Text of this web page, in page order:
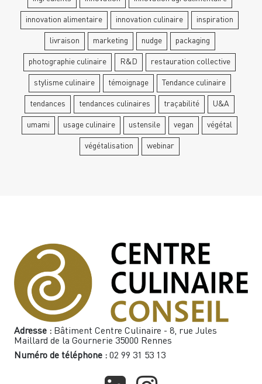
innovation alimentaire innovation culinaire inspiration
livraison marketing nudge packaging
photographie culinaire R&D restauration collective
stylisme culinaire témoignage Tendance culinaire
tendances tendances culinaires traçabilité U&A
umami usage culinaire ustensile vegan végétal
végétalisation webinar
Adresse : Bâtiment Centre Culinaire - 8, rue Jules
Maillard de la Gournerie 35000 Rennes
Numéro de téléphone : 02 99 31 53 13